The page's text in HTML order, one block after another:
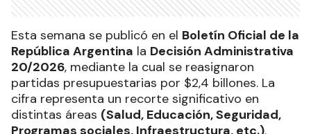
Esta semana se publicó en el Boletín Oficial de la
República Argentina la Decisión Administrativa
20/2026, mediante la cual se reasignaron
partidas presupuestarias por $2,4 billones. La
cifra representa un recorte significativo en
distintas áreas (Salud, Educación, Seguridad,
Programas sociales, Infraestructura, etc.).